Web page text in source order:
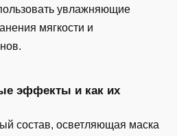
увлажняющие
мягкости и
эффекты и как их
состав, осветляющая маска